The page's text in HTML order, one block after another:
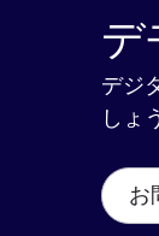
デ
デジ
しょ
お